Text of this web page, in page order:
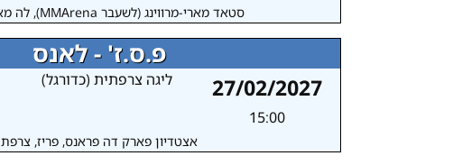
סטאד מארי-מרווינג (לשעבר MMArena), לה מאן, צרפת
פ.ס.ז' - לאנס
27/02/2027
15:00
ליגה צרפתית (כדורגל)
אצטדיון פארק דה פראנס, פריז, צרפת